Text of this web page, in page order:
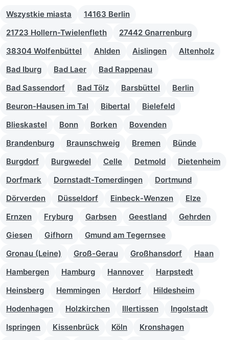
Wszystkie miasta
14163 Berlin
21723 Hollern-Twielenfleth
27442 Gnarrenburg
38304 Wolfenbüttel
Ahlden Aislingen
Altenholz
Bad Iburg
Bad Laer
Bad Rappenau
Bad Sassendorf
Bad Tölz Barsbüttel
Berlin
Beuron-Hausen im Tal
Bibertal
Bielefeld
Blieskastel
Bonn Borken
Bovenden
Brandenburg
Braunschweig Bremen
Bünde
Burgdorf
Burgwedel Celle Detmold
Dietenheim
Dorfmark
Dornstadt-Tomerdingen
Dortmund
Dörverden
Düsseldorf Einbeck-Wenzen
Elze
Ernzen
Fryburg Garbsen Geestland
Gehrden
Giesen
Gifhorn
Gmund am Tegernsee
Gronau (Leine)
Groß-Gerau Großhansdorf
Haan
Hambergen
Hamburg Hannover
Harpstedt
Heinsberg
Hemmingen Herdorf
Hildesheim
Hodenhagen
Holzkirchen Illertissen
Ingolstadt
Ispringen
Kissenbrück Köln Kronshagen